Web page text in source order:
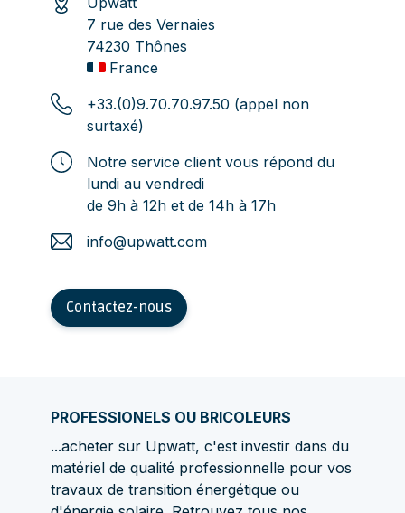
7 rue des Vernaies
74230 Thônes
France
+33.(0)9.70.70.97.50 (appel non
surtaxé)
Notre service client vous répond du
lundi au vendredi
de 9h à 12h et de 14h à 17h
info@upwatt.com
Contactez-nous
PROFESSIONELS OU BRICOLEURS
...acheter sur Upwatt, c'est investir dans du
matériel de qualité professionnelle pour vos
travaux de transition énergétique ou